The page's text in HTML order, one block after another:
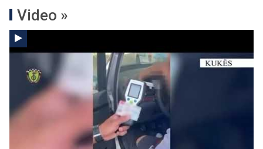
Video »